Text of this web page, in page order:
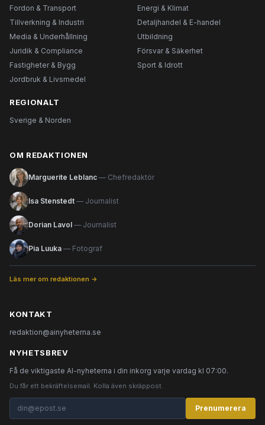
Fordon & Transport
Energi & Klimat
Tillverkning & Industri
Detaljhandel & E-handel
Media & Underhållning
Utbildning
Juridik & Compliance
Försvar & Säkerhet
Fastigheter & Bygg
Sport & Idrott
Jordbruk & Livsmedel
REGIONALT
Sverige & Norden
OM REDAKTIONEN
Marguerite Leblanc — Chefredaktör
Isa Stenstedt — Journalist
Dorian Lavol — Journalist
Pia Luuka — Fotograf
Läs mer om redaktionen →
KONTAKT
redaktion@ainyheterna.se
NYHETSBREV
Få de viktigaste AI-nyheterna i din inkorg varje vardag kl 07:00.
Du får ett bekräftelsemail. Kolla även skräppost.
Prenumerera